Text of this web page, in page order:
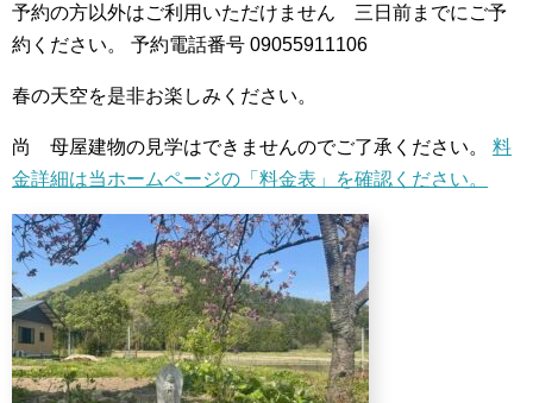
予約の方以外はご利用いただけません 三日前までにご予
約ください。
予約電話番号 09055911106
春の天空を是非お楽しみください。
尚 母屋建物の見学はできませんのでご了承ください。
料
金詳細は当ホームページの「料金表」を確認ください。